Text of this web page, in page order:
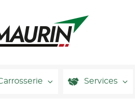
Services